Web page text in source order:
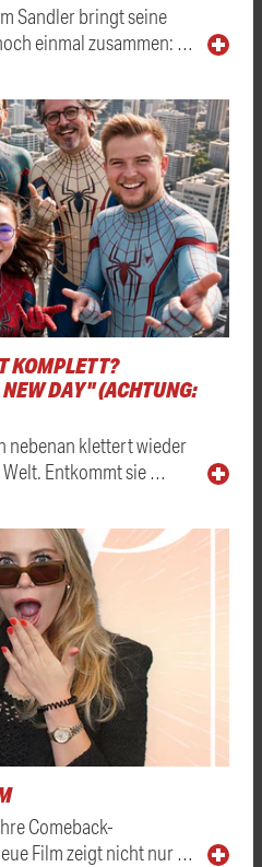
Sandler bringt seine
einmal zusammen: …
KOMPLETT?
DAY" (ACHTUNG:
nebenan klettert wieder
Entkommt sie …
Comeback-
Film zeigt nicht nur …